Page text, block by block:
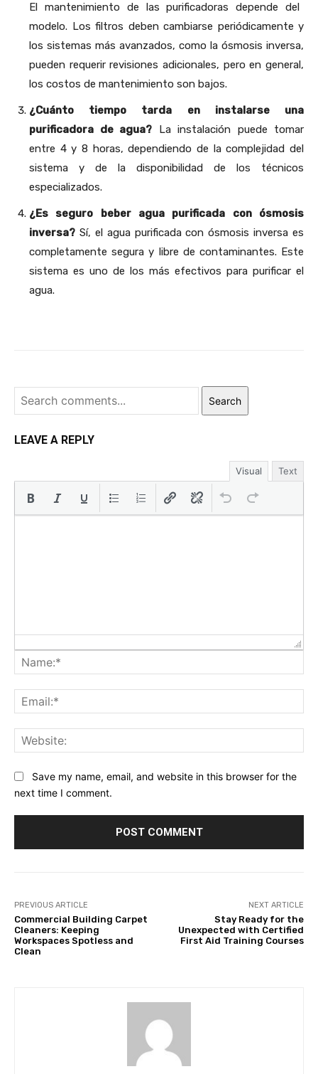
El mantenimiento de las purificadoras depende del
modelo. Los filtros deben cambiarse periódicamente y
los sistemas más avanzados, como la ósmosis inversa,
pueden requerir revisiones adicionales, pero en general,
los costos de mantenimiento son bajos.
¿Cuánto tiempo tarda en instalarse una
purificadora de agua? La instalación puede tomar
entre 4 y 8 horas, dependiendo de la complejidad del
sistema y de la disponibilidad de los técnicos
especializados.
¿Es seguro beber agua purificada con ósmosis
inversa? Sí, el agua purificada con ósmosis inversa es
completamente segura y libre de contaminantes. Este
sistema es uno de los más efectivos para purificar el
agua.
Search
LEAVE A REPLY
Visual Text
Save my name, email, and website in this browser for the
next time I comment.
PREVIOUS ARTICLE
Commercial Building Carpet
Cleaners: Keeping
Workspaces Spotless and
Clean
NEXT ARTICLE
Stay Ready for the
Unexpected with Certified
First Aid Training Courses